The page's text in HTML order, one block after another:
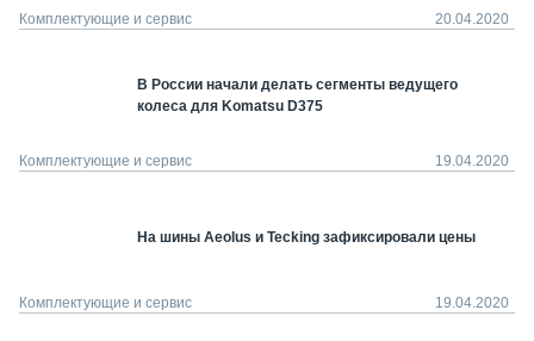
Комплектующие и сервис 20.04.2020
В России начали делать сегменты ведущего
колеса для Komatsu D375
Комплектующие и сервис 19.04.2020
На шины Aeolus и Tecking зафиксировали цены
Комплектующие и сервис 19.04.2020